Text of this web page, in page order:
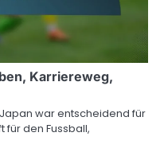
Karriereweg,
war entscheidend für
für den Fussball,